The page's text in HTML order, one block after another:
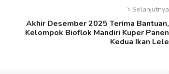
Selanjutnya
Akhir Desember 2025 Terima Bantuan,
Kelompok Bioflok Mandiri Kuper Panen
Kedua Ikan Lele